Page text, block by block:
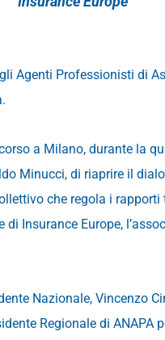
Agenti Professionisti di
a Milano, durante la
Minucci, di riaprire il
che regola i rapporti
Insurance Europe,
Nazionale, Vincenzo
Regionale di ANAPA